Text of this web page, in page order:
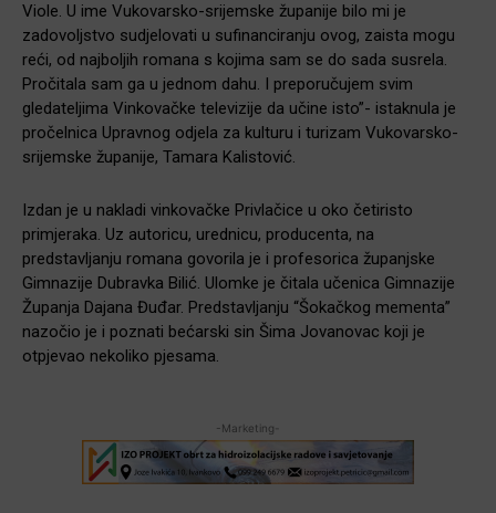
Viole. U ime Vukovarsko-srijemske županije bilo mi je
zadovoljstvo sudjelovati u sufinanciranju ovog, zaista mogu
reći, od najboljih romana s kojima sam se do sada susrela.
Pročitala sam ga u jednom dahu. I preporučujem svim
gledateljima Vinkovačke televizije da učine isto”- istaknula je
pročelnica Upravnog odjela za kulturu i turizam Vukovarsko-
srijemske županije, Tamara Kalistović.
Izdan je u nakladi vinkovačke Privlačice u oko četiristo
primjeraka. Uz autoricu, urednicu, producenta, na
predstavljanju romana govorila je i profesorica županjske
Gimnazije Dubravka Bilić. Ulomke je čitala učenica Gimnazije
Županja Dajana Đuđar. Predstavljanju “Šokačkog mementa”
nazočio je i poznati bećarski sin Šima Jovanovac koji je
otpjevao nekoliko pjesama.
-Marketing-